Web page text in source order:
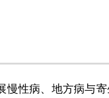
性病、地方病与寄